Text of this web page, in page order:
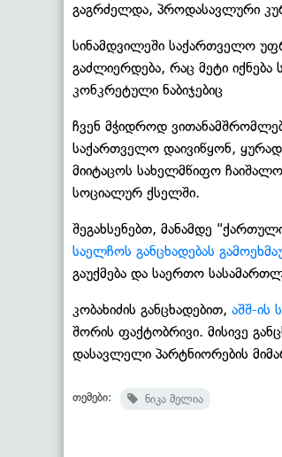
გაგრძელდა, პროდასავლური
სინამდვილეში საქართველო
გაძლიერდება, რაც მეტი იქნება
კონკრეტული ნაბიჯებიც
ჩვენ მჭიდროდ
საქართველო დაივიწყონ,
მიიტაცოს სახელმწიფო
სოციალურ ქსელში.
შეგახსენებთ, მანამდე
საელჩოს განცხადებას
გაუქმება და საერთო
კობახიძის განცხადებით, აშშ-ის
შორის ფაქტობრივი. მისივე
დასავლელი პარტნიორების
თემები: ნიკა მელია